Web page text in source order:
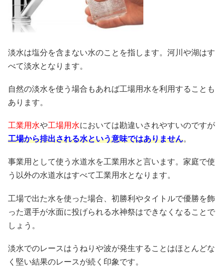
淡水は塩分を含まない水のことを指します。河川や湖はす
べて淡水となります。
自然の淡水を使う場合もあれば工場用水を利用することも
あります。
工業用水や工場用水においては勘違いされやすいのですが
工場から排出される水という意味ではありません。
事業用として使う水道水を工業用水と言います。家庭で使
う以外の水道水はすべて工業用水となります。
工場で出た水を使った場合、初勝利やタイトルで優勝を飾
った選手が水面に投げられる水神祭はできなくなることで
しょう。
淡水でのレースはうねりや波が発生することはほとんどな
く堅い結果のレースが続く印象です。